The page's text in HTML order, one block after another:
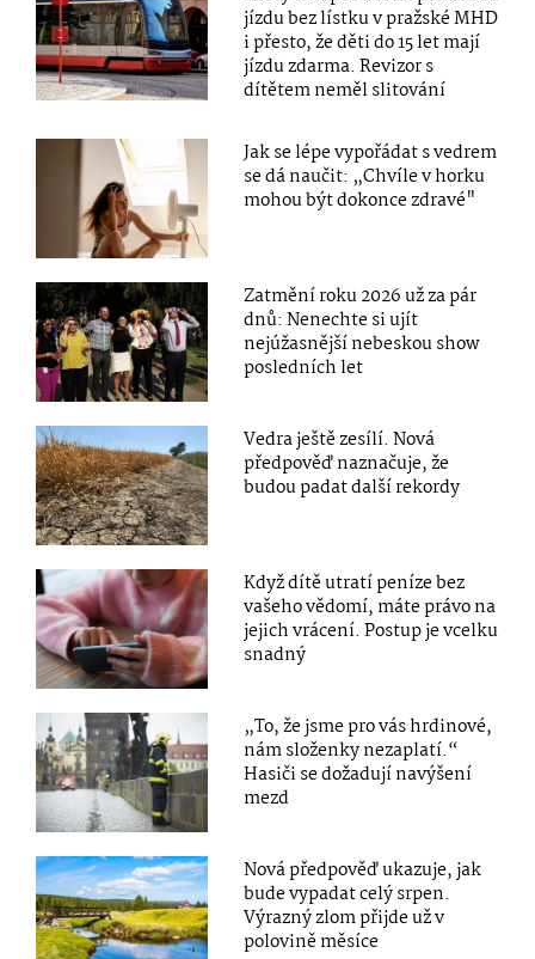
jízdu bez lístku v pražské MHD
i přesto, že děti do 15 let mají
jízdu zdarma. Revizor s
dítětem neměl slitování
Jak se lépe vypořádat s vedrem
se dá naučit: „Chvíle v horku
mohou být dokonce zdravé"
Zatmění roku 2026 už za pár
dnů: Nenechte si ujít
nejúžasnější nebeskou show
posledních let
Vedra ještě zesílí. Nová
předpověď naznačuje, že
budou padat další rekordy
Když dítě utratí peníze bez
vašeho vědomí, máte právo na
jejich vrácení. Postup je vcelku
snadný
„To, že jsme pro vás hrdinové,
nám složenky nezaplatí.“
Hasiči se dožadují navýšení
mezd
Nová předpověď ukazuje, jak
bude vypadat celý srpen.
Výrazný zlom přijde už v
polovině měsíce